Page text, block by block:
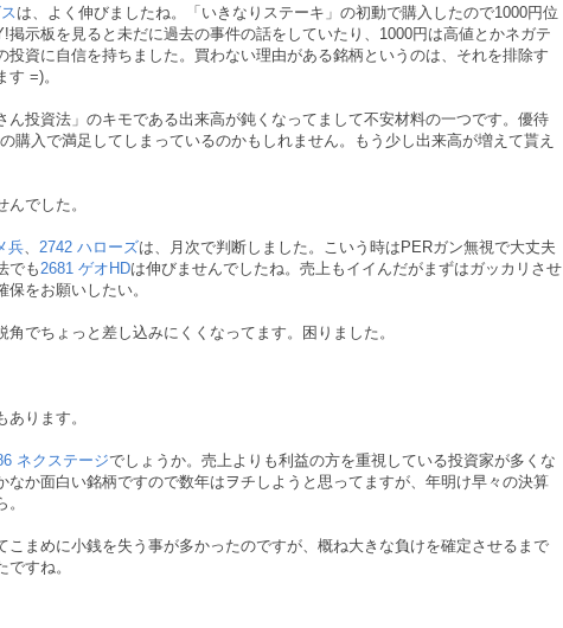
は、よく伸びましたね。「いきなりステーキ」の初動で購入したので1000円位
掲示板を見ると未だに過去の事件の話をしていたり、1000円は高値とかネガテ
投資に自信を持ちました。買わない理由がある銘柄というのは、それを排除す
=)。
ん投資法」のキモである出来高が鈍くなってまして不安材料の一つです。優待
購入で満足してしまっているのかもしれません。もう少し出来高が増えて貰え
でした。
兵 2742 ハローズは、月次で判断しました。こいう時はPERガン無視で大丈夫
でも 2681 ゲオHDは伸びませんでしたね。売上もイイんだがまずはガッカリさせ
をお願いしたい。
でちょっと差し込みにくくなってます。困りました。
ります。
ネクステージでしょうか。売上よりも利益の方を重視している投資家が多くな
なか面白い銘柄ですので数年はヲチしようと思ってますが、年明け早々の決算
こまめに小銭を失う事が多かったのですが、概ね大きな負けを確定させるまで
すね。